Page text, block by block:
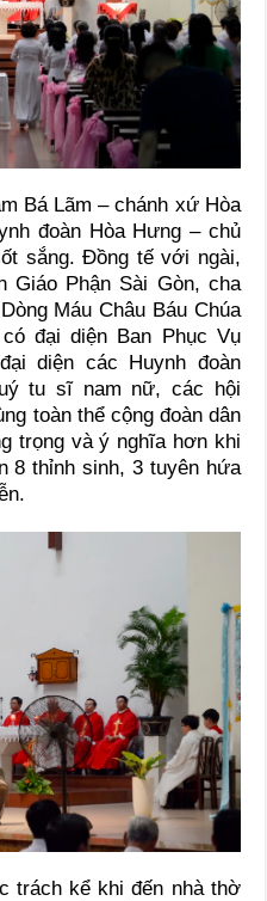
Bá Lãm – chánh xứ Hòa
đoàn Hòa Hưng – chủ
sắng. Đồng tế với ngài,
Giáo Phận Sài Gòn, cha
Máu Châu Báu Chúa
đại diện Ban Phục Vụ
diện các Huynh đoàn
tu sĩ nam nữ, các hội
toàn thể cộng đoàn dân
trọng và ý nghĩa hơn khi
8 thỉnh sinh, 3 tuyên hứa
trách kể khi đến nhà thờ